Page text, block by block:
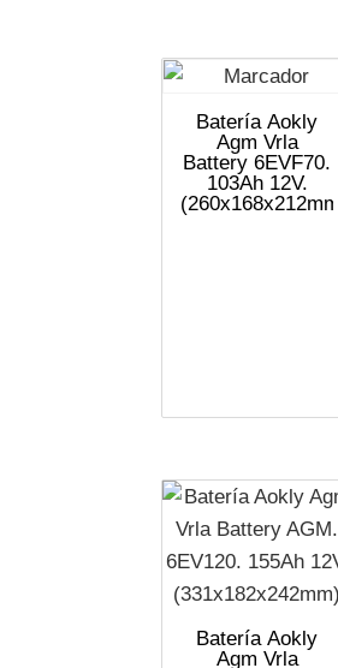
Batería Aokly
Agm Vrla
Battery 6EVF70.
103Ah 12V.
(260x168x212mm)
Batería Aokly
Agm Vrla